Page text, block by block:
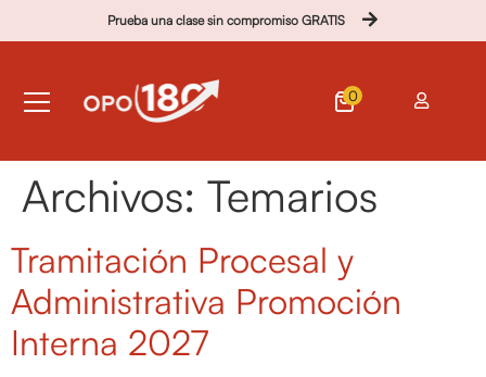
Prueba una clase sin compromiso GRATIS
0
Archivos: Temarios
Tramitación Procesal y
Administrativa Promoción
Interna 2027